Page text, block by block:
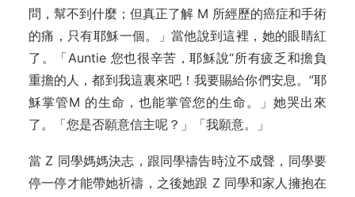
問，幫不到什麼；但真正了解 M 所經歷的癌症和手術
的痛，只有耶穌一個。」當他說到這裡，她的眼睛紅
了。「Auntie 您也很辛苦，耶穌說“所有疲乏和擔負
重擔的人，都到我這裏來吧！我要賜給你們安息。”耶
穌掌管M 的生命，也能掌管您的生命。」她哭出來
了。「您是否願意信主呢？」「我願意。」
當 Z 同學媽媽決志，跟同學禱告時泣不成聲，同學要
停一停才能帶她祈禱，之後她跟 Z 同學和家人擁抱在